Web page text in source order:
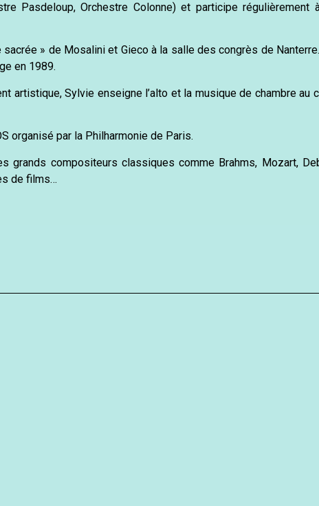
Pasdeloup, Orchestre Colonne) et participe régulièrement
» de Mosalini et Gieco à la salle des congrès de
en 1989.
artistique, Sylvie enseigne l’alto et la musique de chambre
organisé par la Philharmonie de Paris.
grands compositeurs classiques comme Brahms, Mozart,
de films…